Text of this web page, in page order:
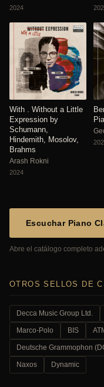
2024
With . Without a Little
Expression by
Schumann,
Hindemith, Mosolov,
Brahms
Arash Rokni
2024
Escuchar Piano
Abre el catálogo completo
OTROS SELLOS DE
Decca Music Group Ltd.
Marco-Polo BIS
Deutsche Grammophon
Naxos Dynamic